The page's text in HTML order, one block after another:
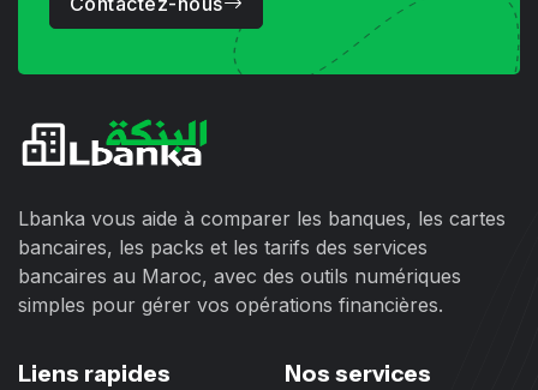
Lbanka vous aide à comparer les banques, les cartes
bancaires, les packs et les tarifs des services
bancaires au Maroc, avec des outils numériques
simples pour gérer vos opérations financières.
Liens rapides Nos services